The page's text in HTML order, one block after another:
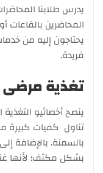
يدرس طلابنا
المحاضرين بالقاعات
يحتاجون إليه من
فريدة.
تغذية مرضى
ينصح أخصائيو
تناول كميات كبيرة
بالسمنة. بالإضافة
بشكل مكثف؛ لأنها